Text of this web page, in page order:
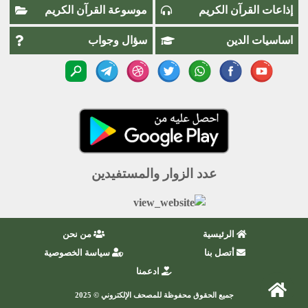
إذاعات القرآن الكريم موسوعة القرآن الكريم
اساسيات الدين سؤال وجواب
عدد الزوار والمستفيدين
الرئيسية
من نحن
أتصل بنا
سياسة الخصوصية
ادعمنا
جميع الحقوق محفوظة للمصحف الإلكتروني © 2025